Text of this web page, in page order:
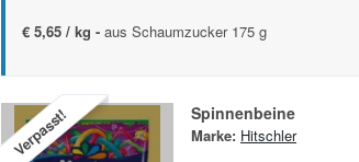
€ 5,65 / kg - aus Schaumzucker 175 g
Verpasst! Spinnenbeine
Marke: Hitschler